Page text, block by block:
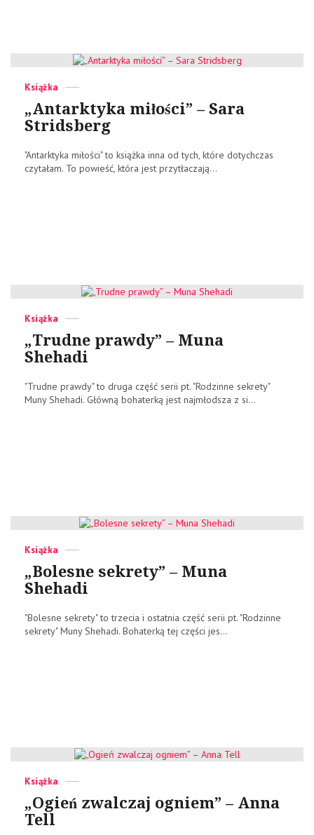
Categories
Książka
„Antarktyka miłości” – Sara
Stridsberg
"Antarktyka miłości" to książka inna od tych, które dotychczas
czytałam. To powieść, która jest przytłaczają...
Categories
Książka
„Trudne prawdy” – Muna
Shehadi
"Trudne prawdy" to druga część serii pt. "Rodzinne sekrety"
Muny Shehadi. Główną bohaterką jest najmłodsza z si...
Categories
Książka
„Bolesne sekrety” – Muna
Shehadi
"Bolesne sekrety" to trzecia i ostatnia część serii pt. "Rodzinne
sekrety" Muny Shehadi. Bohaterką tej części jes...
Categories
Książka
„Ogień zwalczaj ogniem” – Anna
Tell